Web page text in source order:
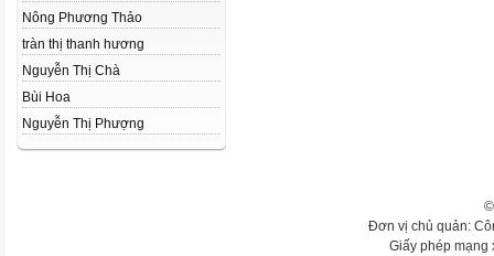
Nông Phương Thảo
tràn thị thanh hương
Nguyễn Thị Chà
Bùi Hoa
Nguyễn Thị Phượng
Đơn vị chủ quản:
Giấy phép mạng